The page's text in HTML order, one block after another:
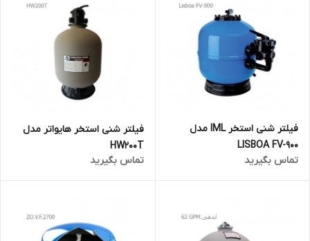
فیلتر شنی استخر IML مدل
LISBOA FV-900
تماس بگیرید
فیلتر شنی استخر هایواتر مدل
HW200T
تماس بگیرید